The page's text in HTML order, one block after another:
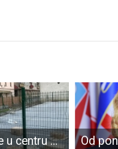
Smetlište u centru grada